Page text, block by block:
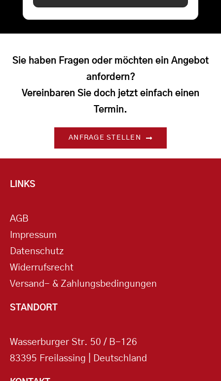
Sie haben Fragen oder möchten ein Angebot
anfordern?
Vereinbaren Sie doch jetzt einfach einen
Termin.
ANFRAGE STELLEN
LINKS
AGB
Impressum
Datenschutz
Widerrufsrecht
Versand- & Zahlungsbedingungen
STANDORT
Wasserburger Str. 50 / B-126
83395 Freilassing | Deutschland